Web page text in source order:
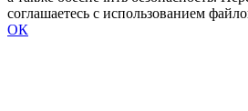
соглашаетесь с использованием
ОК